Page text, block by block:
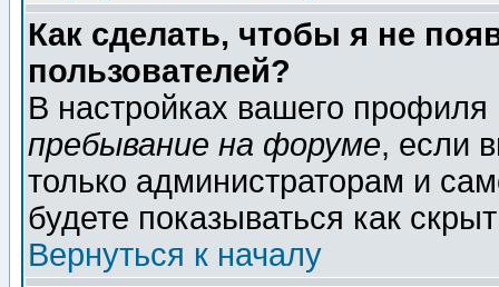
Как сделать, чтобы я не
пользователей?
В настройках вашего
пребывание на форуме, если
только администраторам и
будете показываться как
Вернуться к началу